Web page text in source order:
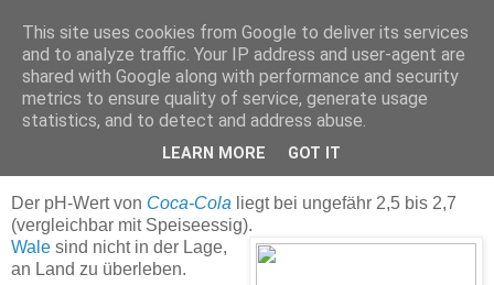
Wiki Facts #33
Der pH-Wert von Coca-Cola liegt bei ungefähr 2,5 bis 2,7
(vergleichbar mit Speiseessig).
Wale sind nicht in der Lage,
an Land zu überleben.
This site uses cookies from Google to deliver its services
and to analyze traffic. Your IP address and user-agent are
shared with Google along with performance and security
metrics to ensure quality of service, generate usage
statistics, and to detect and address abuse.
LEARN MORE GOT IT